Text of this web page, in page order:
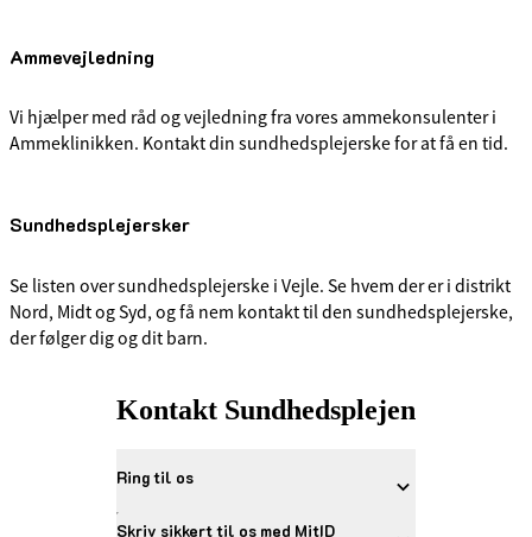
Ammevejledning
Vi hjælper med råd og vejledning fra vores ammekonsulenter i
Ammeklinikken. Kontakt din sundhedsplejerske for at få en tid.
Sundhedsplejersker
Se listen over sundhedsplejerske i Vejle. Se hvem der er i distrikt
Nord, Midt og Syd, og få nem kontakt til den sundhedsplejerske,
der følger dig og dit barn.
Kontakt Sundhedsplejen
Ring til os
Skriv sikkert til os med MitID